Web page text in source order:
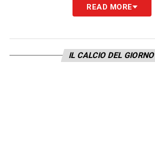
READ MORE
IL CALCIO DEL GIORNO